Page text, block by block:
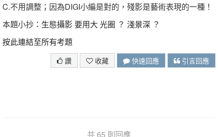
C.不用調整；因為DIGI小編是對的，殘影是藝術表現的一種！
本題小抄： 生態攝影 要用大 光圈 ？ 淺景深 ？
按此連結至所有考題
讚 收藏 快速回應 引言回應
共 65 則回應